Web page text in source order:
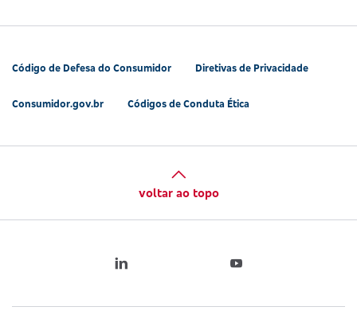
Código de Defesa do Consumidor Diretivas de Privacidade
Consumidor.gov.br Códigos de Conduta Ética
voltar ao topo